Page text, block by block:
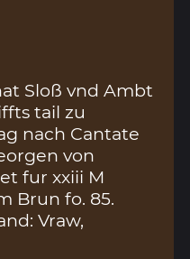
Sloß vnd Ambt
tail zu
nach Cantate
von
fur xxiii M
Brun fo. 85.
Vraw,